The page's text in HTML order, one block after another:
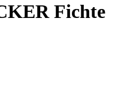
Fichte